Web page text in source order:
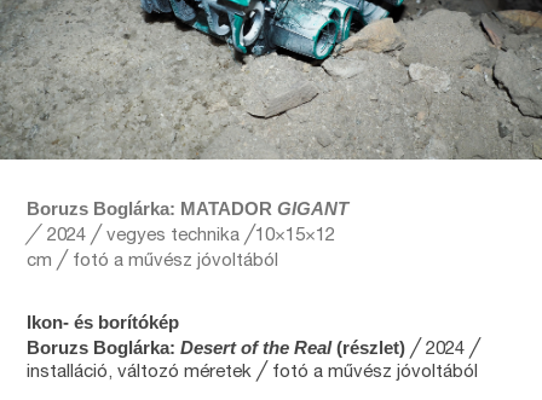
Boruzs Boglárka: MATADOR GIGANT
╱ 2024 ╱ vegyes technika ╱10×15×12
cm ╱ fotó a művész jóvoltából
Ikon- és borítókép
Boruzs Boglárka:Desert of the Real(részlet) ╱ 2024 ╱
installáció, változó méretek ╱ fotó a művész jóvoltából